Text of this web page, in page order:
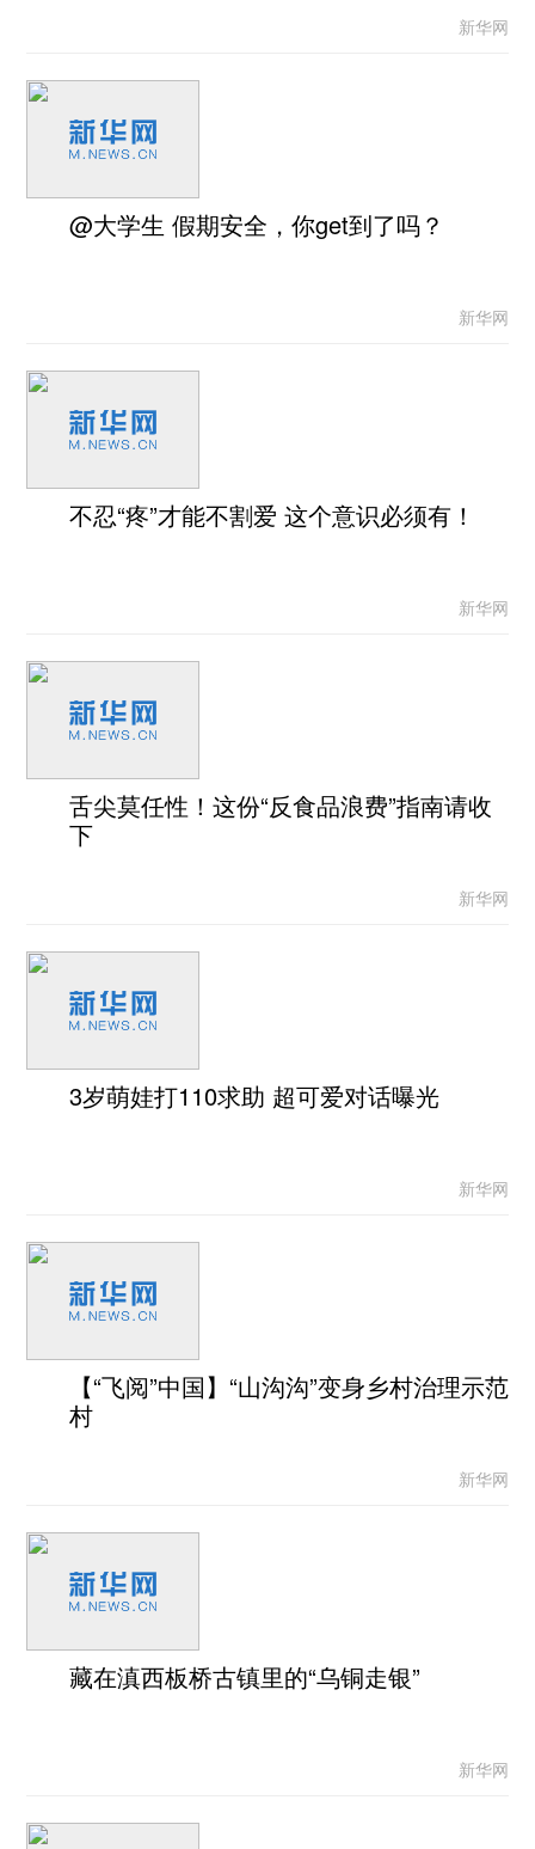
新华网
@大学生 假期安全，你get到了吗？
新华网
不忍“疼”才能不割爱 这个意识必须有！
新华网
舌尖莫任性！这份“反食品浪费”指南请收
下
新华网
3岁萌娃打110求助 超可爱对话曝光
新华网
【“飞阅”中国】“山沟沟”变身乡村治理示范
村
新华网
藏在滇西板桥古镇里的“乌铜走银”
新华网